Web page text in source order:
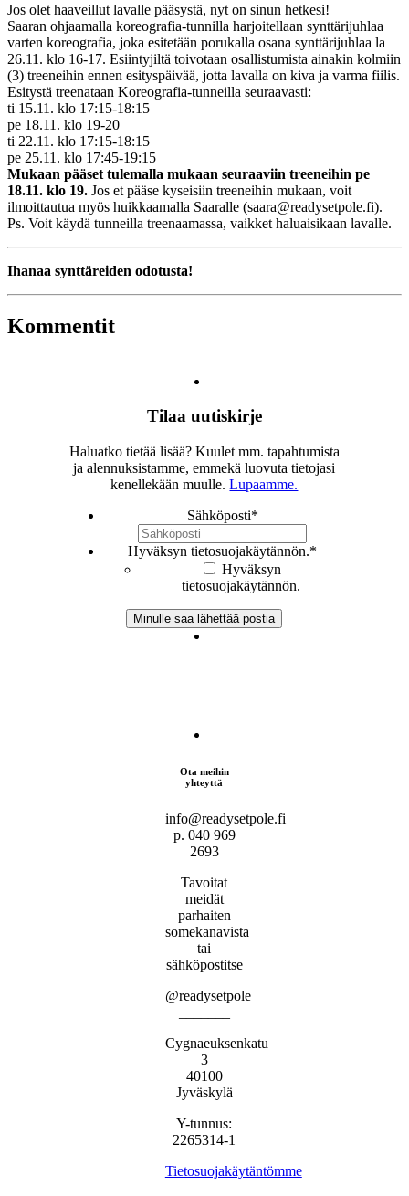
Jos olet haaveillut lavalle pääsystä, nyt on sinun hetkesi!
Saaran ohjaamalla koreografia-tunnilla harjoitellaan synttärijuhlaa
varten koreografia, joka esitetään porukalla osana synttärijuhlaa la
26.11. klo 16-17. Esiintyjiltä toivotaan osallistumista ainakin kolmiin
(3) treeneihin ennen esityspäivää, jotta lavalla on kiva ja varma fiilis.
Esitystä treenataan Koreografia-tunneilla seuraavasti:
ti 15.11. klo 17:15-18:15
pe 18.11. klo 19-20
ti 22.11. klo 17:15-18:15
pe 25.11. klo 17:45-19:15
Mukaan pääset tulemalla mukaan seuraaviin treeneihin pe
18.11. klo 19. Jos et pääse kyseisiin treeneihin mukaan, voit
ilmoittautua myös huikkaamalla Saaralle (saara@readysetpole.fi).
Ps. Voit käydä tunneilla treenaamassa, vaikket haluaisikaan lavalle.
Ihanaa synttäreiden odotusta!
Kommentit
Tilaa uutiskirje
Haluatko tietää lisää? Kuulet mm. tapahtumista
ja alennuksistamme, emmekä luovuta tietojasi
kenellekään muulle.Lupaamme.
Sähköposti*
Hyväksyn tietosuojakäytännön.*
Hyväksyn
tietosuojakäytännön.
Ota meihin
yhteyttä
info@readysetpole.fi
p. 040 969
2693
Tavoitat
meidät
parhaiten
somekanavista
tai
sähköpostitse
@readysetpole
Cygnaeuksenkatu
3
40100
Jyväskylä
Y-tunnus:
2265314-1
Tietosuojakäytäntömme